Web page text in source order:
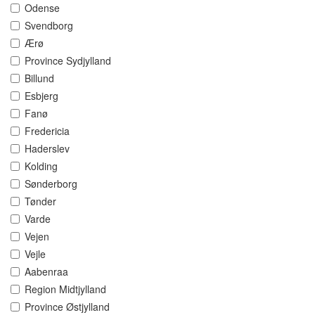
Odense
Svendborg
Ærø
Province Sydjylland
Billund
Esbjerg
Fanø
Fredericia
Haderslev
Kolding
Sønderborg
Tønder
Varde
Vejen
Vejle
Aabenraa
Region Midtjylland
Province Østjylland